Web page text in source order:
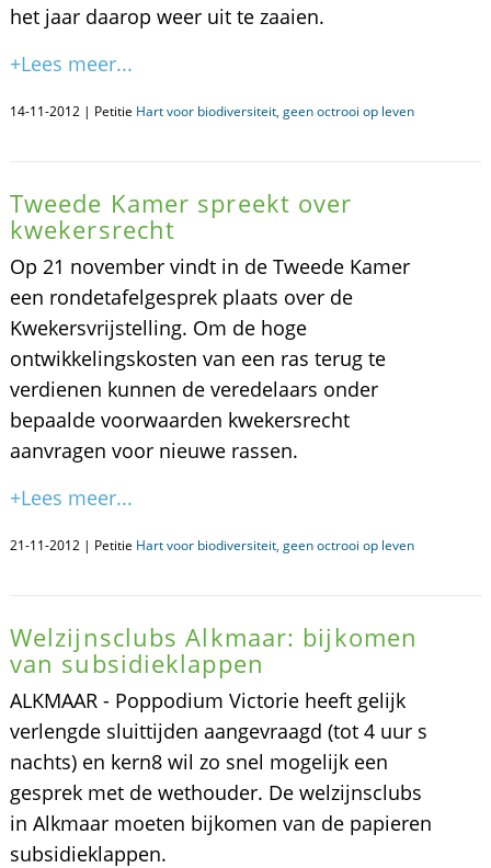
het jaar daarop weer uit te zaaien.
+Lees meer...
14-11-2012 | Petitie Hart voor biodiversiteit, geen octrooi op leven
Tweede Kamer spreekt over
kwekersrecht
Op 21 november vindt in de Tweede Kamer
een rondetafelgesprek plaats over de
Kwekersvrijstelling. Om de hoge
ontwikkelingskosten van een ras terug te
verdienen kunnen de veredelaars onder
bepaalde voorwaarden kwekersrecht
aanvragen voor nieuwe rassen.
+Lees meer...
21-11-2012 | Petitie Hart voor biodiversiteit, geen octrooi op leven
Welzijnsclubs Alkmaar: bijkomen
van subsidieklappen
ALKMAAR - Poppodium Victorie heeft gelijk
verlengde sluittijden aangevraagd (tot 4 uur s
nachts) en kern8 wil zo snel mogelijk een
gesprek met de wethouder. De welzijnsclubs
in Alkmaar moeten bijkomen van de papieren
subsidieklappen.